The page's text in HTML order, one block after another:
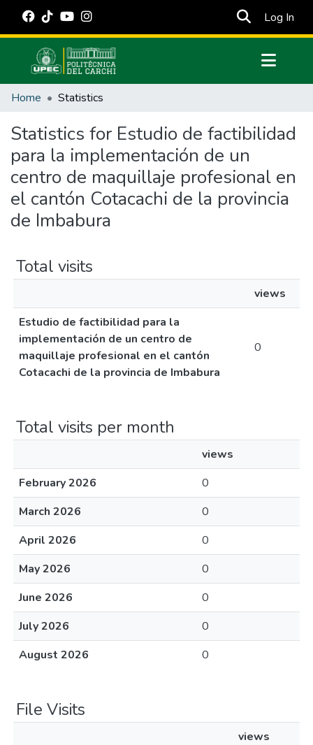
Log In
Communities & Collections
Estadísticas Externas
Manuales
Home Statistics
Statistics for Estudio de factibilidad
para la implementación de un
centro de maquillaje profesional en
el cantón Cotacachi de la provincia
de Imbabura
Total visits
views
Estudio de factibilidad para la
implementación de un centro de
maquillaje profesional en el cantón
Cotacachi de la provincia de Imbabura
0
Total visits per month
views
February 2026
0
March 2026
0
April 2026
0
May 2026
0
June 2026
0
July 2026
0
August 2026
0
File Visits
views